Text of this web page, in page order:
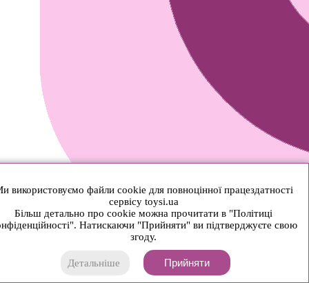
використовуємо файли cookie для повноцінної працездатності
сервісу toysi.ua
Більш детально про cookie можна прочитати в "Політиці
Натискаючи "Прийняти" ви підтверджуєте свою
згоду.
Детальніше Прийняти